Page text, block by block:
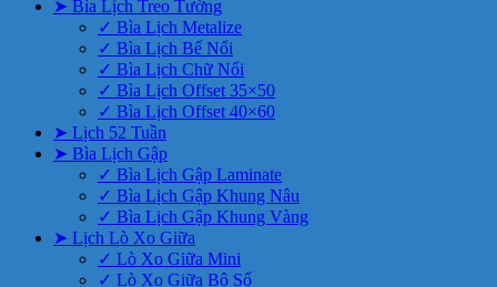
➤ Bìa Lịch Treo Tường
✓ Bìa Lịch Metalize
✓ Bìa Lịch Bế Nổi
✓ Bìa Lịch Chữ Nổi
✓ Bìa Lịch Offset 35×50
✓ Bìa Lịch Offset 40×60
➤ Lịch 52 Tuần
➤ Bìa Lịch Gập
✓ Bìa Lịch Gập Laminate
✓ Bìa Lịch Gập Khung Nâu
✓ Bìa Lịch Gập Khung Vàng
➤ Lịch Lò Xo Giữa
✓ Lò Xo Giữa Mini
✓ Lò Xo Giữa Bộ Số